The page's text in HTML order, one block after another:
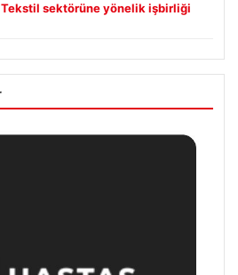
Tekstil sektörüne yönelik işbirliği